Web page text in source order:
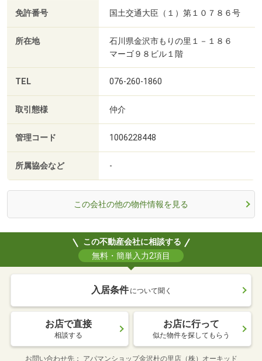
免許番号 国土交通大臣（１）第１０７８６号
所在地
石川県金沢市もりの里１－１８６
マーゴ９８ビル１階
TEL 076-260-1860
取引態様 仲介
管理コード 1006228448
所属協会など -
この会社の他の物件情報を見る
この不動産会社に相談する
無料・簡単入力2項目
入居条件 について聞く
お店で直接
相談する
お店に行って
似た物件を探してもらう
お問い合わせ先 アパマンショップ金沢杜の里店（株）オーキッド